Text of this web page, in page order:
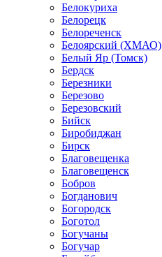
Белокуриха
Белорецк
Белореченск
Белоярский (ХМАО)
Белый Яр (Томск)
Бердск
Березники
Березово
Березовский
Бийск
Биробиджан
Бирск
Благовещенка
Благовещенск
Бобров
Богданович
Богородск
Боготол
Богучаны
Богучар